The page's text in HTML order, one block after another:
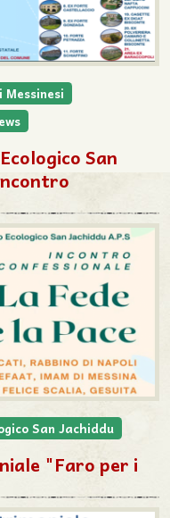
Messinesi
San
San Jachiddu
"Faro per i